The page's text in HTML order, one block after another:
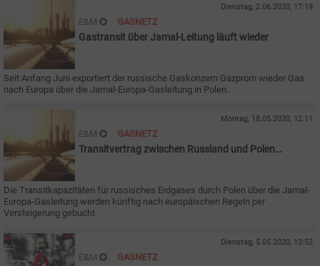
Dienstag, 2.06.2020, 17:19
E&M GASNETZ
Gastransit über Jamal-Leitung läuft wieder
Seit Anfang Juni exportiert der russische Gaskonzern Gazprom wieder Gas
nach Europa über die Jamal-Europa-Gasleitung in Polen.
Montag, 18.05.2020, 12:11
E&M GASNETZ
Transitvertrag zwischen Russland und Polen
Die Transitkapazitäten für russisches Erdgases durch Polen über die Jamal-
Europa-Gasleitung werden künftig nach europäischen Regeln per
Versteigerung gebucht.
Dienstag, 5.05.2020, 13:52
E&M GASNETZ